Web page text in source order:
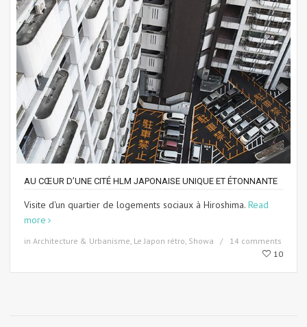
AU CŒUR D’UNE CITÉ HLM JAPONAISE UNIQUE ET ÉTONNANTE
Visite d'un quartier de logements sociaux à Hiroshima. Read
more
in Architecture & Urbanisme Le Japon rétro, Showa
14 comments
10